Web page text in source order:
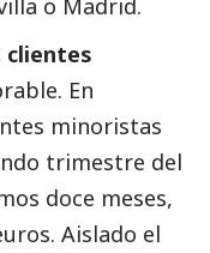
o Madrid.
clientes
En
minoristas
trimestre del
doce meses,
Aislado el